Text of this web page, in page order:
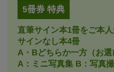
5冊券 特典
直筆サイン本1冊をご本
サインなし本4冊
A・Bどちらか一方（お選
A：ミニ写真集 B：写真